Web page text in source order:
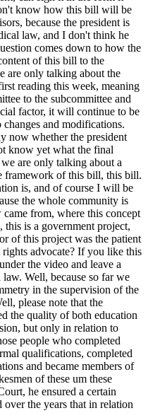
know how this bill will be
because the president is
law, and I don't think he
comes down to how the
of this bill to the
are only talking about the
reading this week, meaning
to the subcommittee and
factor, it will continue to be
and modifications.
now whether the president
know yet what the final
are only talking about a
framework of this bill, this bill.
is, and of course I will be
the whole community is
from, where this concept
is a government project,
of this project was the patient
advocate? If you like this
the video and leave a
Well, because so far we
in the supervision of the
please note that the
the quality of both education
but only in relation to
people who completed
qualifications, completed
and became members of
of these um these
he ensured a certain
the years that in relation